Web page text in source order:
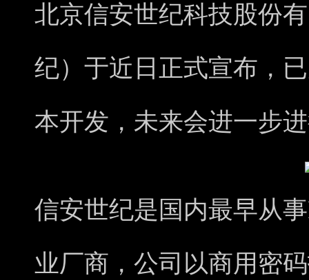
北京信安世纪科技股份
纪）于近日正式宣布，
本开发，未来会进一步
信安世纪是国内最早从
业厂商，公司以商用密